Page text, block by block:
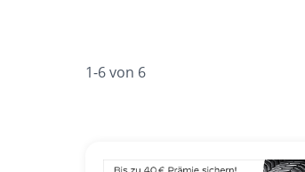
1-6 von 6